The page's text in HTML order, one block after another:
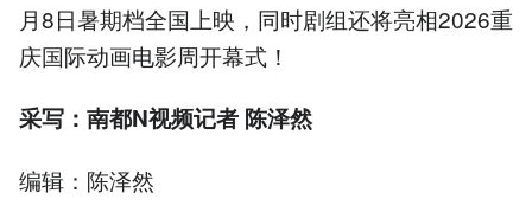
月8日暑期档全国上映，同时剧组还将亮相2026重
庆国际动画电影周开幕式！
采写：南都N视频记者 陈泽然
编辑：陈泽然